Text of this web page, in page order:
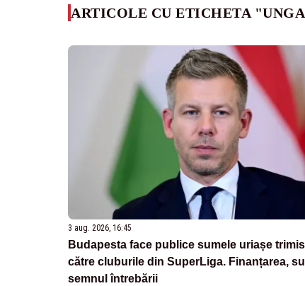
ARTICOLE CU ETICHETA
3 aug. 2026, 16:45
Budapesta face publice sumele uriașe
către cluburile din SuperLiga. Finanțarea,
semnul întrebării